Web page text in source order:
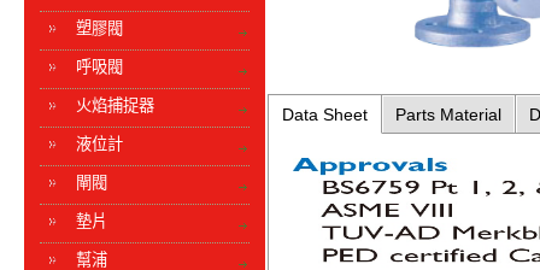
塑膠閥
呼吸閥
火焰捕捉器
液位計
閘閥
墊片
幫浦
Data Sheet Parts Material